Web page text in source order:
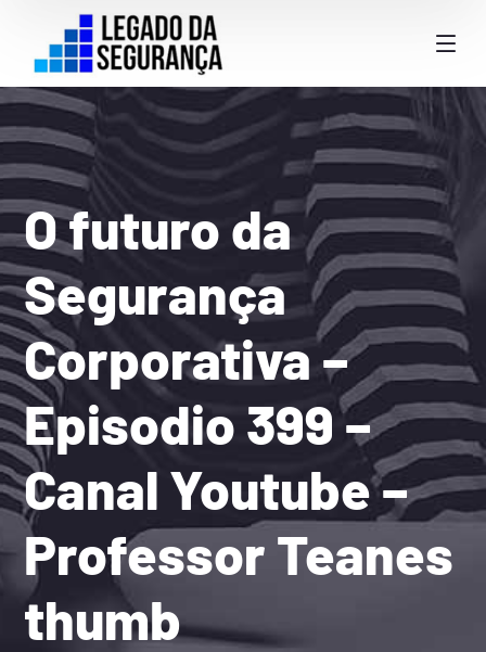
O futuro da
Segurança
Corporativa –
Episodio 399 –
Canal Youtube –
Professor Teanes
thumb